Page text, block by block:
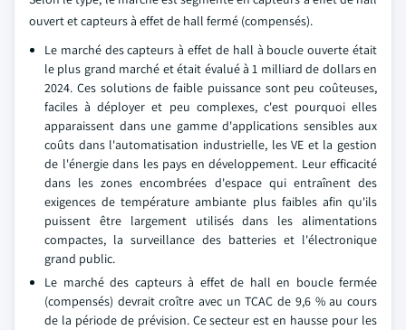
ouvert et capteurs à effet de hall fermé (compensés).
Le marché des capteurs à effet de hall à boucle ouverte était
le plus grand marché et était évalué à 1 milliard de dollars en
2024. Ces solutions de faible puissance sont peu coûteuses,
faciles à déployer et peu complexes, c'est pourquoi elles
apparaissent dans une gamme d'applications sensibles aux
coûts dans l'automatisation industrielle, les VE et la gestion
de l'énergie dans les pays en développement. Leur efficacité
dans les zones encombrées d'espace qui entraînent des
exigences de température ambiante plus faibles afin qu'ils
puissent être largement utilisés dans les alimentations
compactes, la surveillance des batteries et l'électronique
grand public.
Le marché des capteurs à effet de hall en boucle fermée
(compensés) devrait croître avec un TCAC de 9,6 % au cours
de la période de prévision. Ce secteur est en hausse pour les